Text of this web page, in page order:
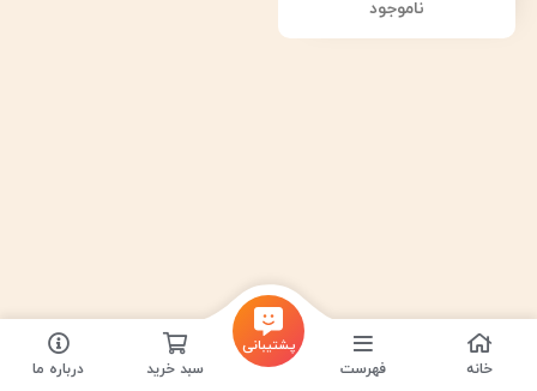
خانه فهرست درباره ما سبد خرید
پشتیبانی